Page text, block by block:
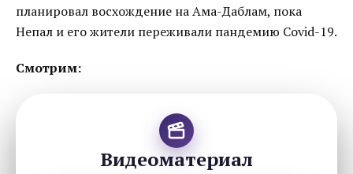
планировал восхождение на Ама-Даблам, пока
Непал и его жители переживали пандемию Covid-19.
Смотрим:
Видеоматериал